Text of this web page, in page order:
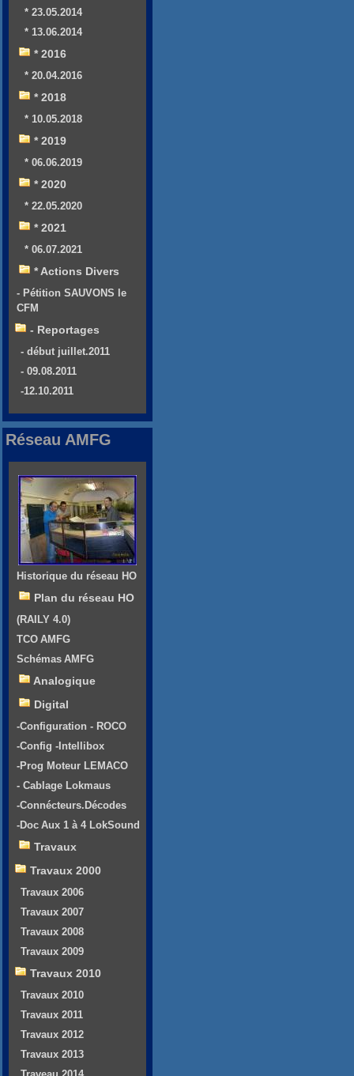
* 23.05.2014
* 13.06.2014
* 2016
* 20.04.2016
* 2018
* 10.05.2018
* 2019
* 06.06.2019
* 2020
* 22.05.2020
* 2021
* 06.07.2021
* Actions Divers
- Pétition SAUVONS le
CFM
- Reportages
- début juillet.2011
- 09.08.2011
-12.10.2011
Réseau AMFG
Historique du réseau HO
Plan du réseau HO
(RAILY 4.0)
TCO AMFG
Schémas AMFG
Analogique
Digital
-Configuration - ROCO
-Config -Intellibox
-Prog Moteur LEMACO
- Cablage Lokmaus
-Connécteurs.Décodes
-Doc Aux 1 à 4 LokSound
Travaux
Travaux 2000
Travaux 2006
Travaux 2007
Travaux 2008
Travaux 2009
Travaux 2010
Travaux 2010
Travaux 2011
Travaux 2012
Travaux 2013